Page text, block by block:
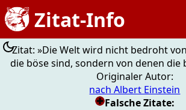
Zitat: »Die Welt wird nicht bedroht
die böse sind, sondern von denen die
Originaler Autor:
nach Albert Einstein
Falsche Zitate: